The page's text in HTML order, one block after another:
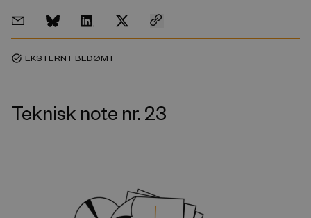
task_alt EKSTERNT BEDØMT
Teknisk note nr. 23